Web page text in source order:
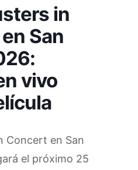
in
San
vivo
Concert en San
el próximo 25